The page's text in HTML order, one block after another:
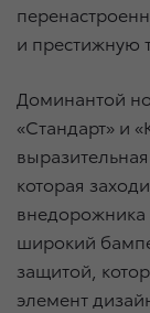
и престижную
Доминантой
«Стандарт» и
которая
широкий
защитой,
элемент